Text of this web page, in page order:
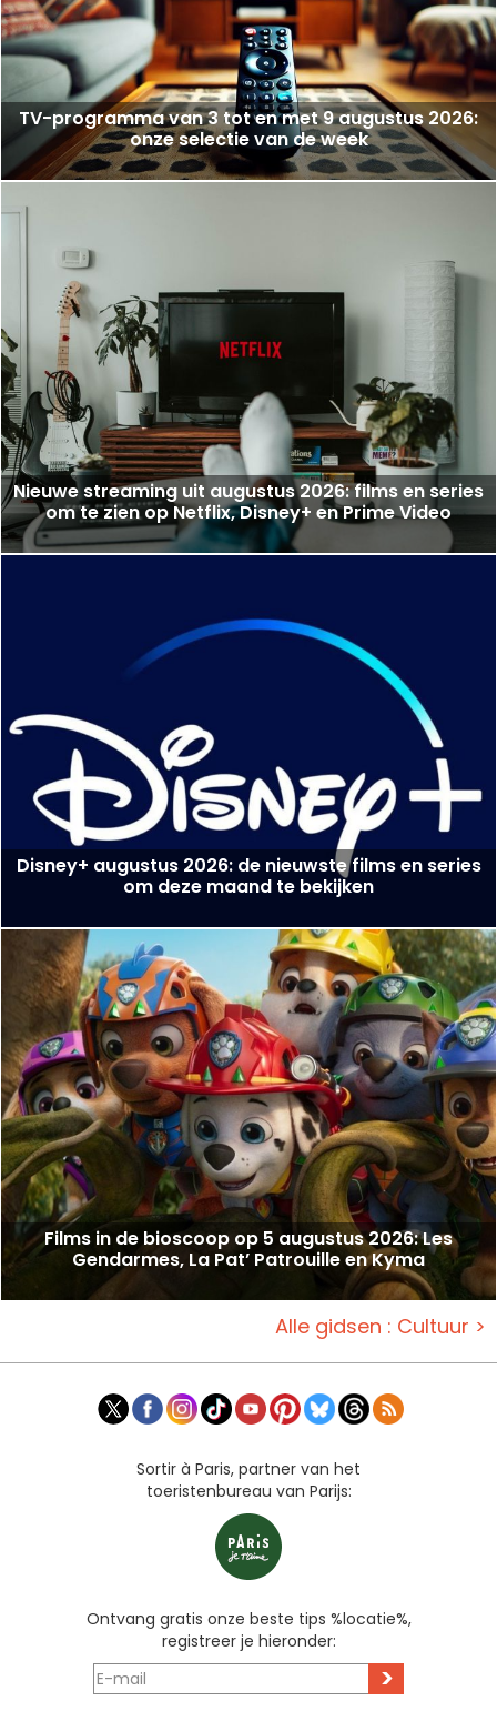
TV-programma van 3 tot en met 9 augustus 2026:
onze selectie van de week
Nieuwe streaming uit augustus 2026: films en series
om te zien op Netflix, Disney+ en Prime Video
Disney+ augustus 2026: de nieuwste films en series
om deze maand te bekijken
Films in de bioscoop op 5 augustus 2026: Les
Gendarmes, La Pat’ Patrouille en Kyma
Alle gidsen : Cultuur >
Sortir à Paris, partner van het
toeristenbureau van Parijs:
Ontvang gratis onze beste tips %locatie%,
registreer je hieronder:
>